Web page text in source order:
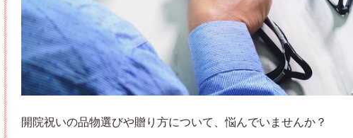
開院祝いの品物選びや贈り方について、悩んでいませんか？